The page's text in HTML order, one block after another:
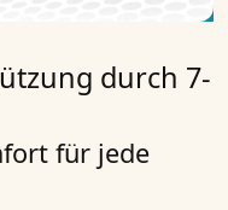
durch 7-
für jede